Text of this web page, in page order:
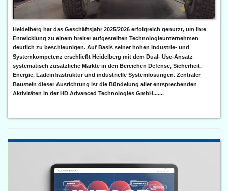
Heidelberg hat das Geschäftsjahr 2025/2026 erfolgreich genutzt, um ihre
Entwicklung zu einem breiter aufgestellten Technologieunternehmen
deutlich zu beschleunigen. Auf Basis seiner hohen Industrie- und
Systemkompetenz erschließt Heidelberg mit dem Dual- Use-Ansatz
systematisch zusätzliche Märkte in den Bereichen Defense, Sicherheit,
Energie, Ladeinfrastruktur und industrielle Systemlösungen. Zentraler
Baustein dieser Ausrichtung ist die Bündelung aller entsprechenden
Aktivitäten in der HD Advanced Technologies GmbH.......